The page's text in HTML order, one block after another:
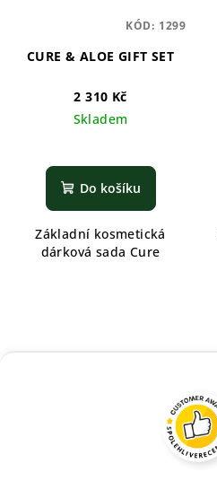
CURE & ALOE GIFT SET
2 310 Kč
Skladem
Do košíku
Základní kosmetická
dárková sada Cure
KÓD: 1299